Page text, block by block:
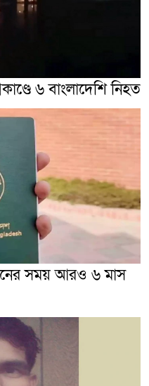
৬ বাংলাদেশি নিহত
সময় আরও ৬ মাস